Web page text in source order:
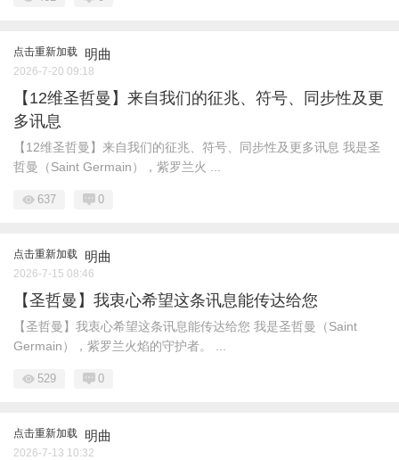
点击重新加载 明曲
2026-7-20 09:18
【12维圣哲曼】来自我们的征兆、符号、同步性及更
多讯息
【12维圣哲曼】来自我们的征兆、符号、同步性及更多讯息 我是圣
哲曼（Saint Germain），紫罗兰火 ...
637 0
点击重新加载 明曲
2026-7-15 08:46
【圣哲曼】我衷心希望这条讯息能传达给您
【圣哲曼】我衷心希望这条讯息能传达给您 我是圣哲曼（Saint
Germain），紫罗兰火焰的守护者。 ...
529 0
点击重新加载 明曲
2026-7-13 10:32